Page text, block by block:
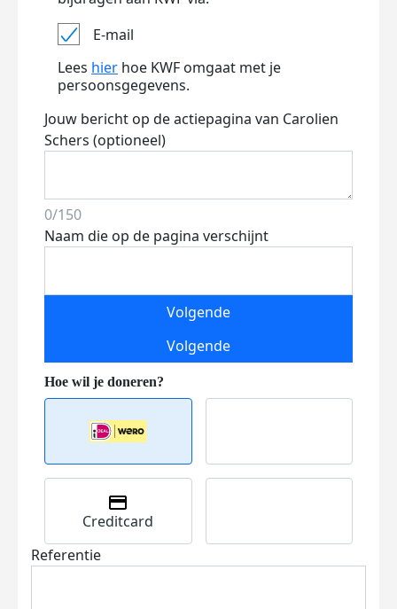
E-mail
Lees hier hoe KWF omgaat met je
persoonsgegevens.
Jouw bericht op de actiepagina van Carolien
Schers (optioneel)
0/150
Naam die op de pagina verschijnt
Volgende
Volgende
Creditcard
Referentie